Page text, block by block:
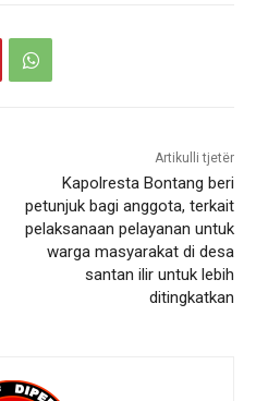
Artikulli tjetër
Kapolresta Bontang beri
petunjuk bagi anggota, terkait
pelaksanaan pelayanan untuk
warga masyarakat di desa
santan ilir untuk lebih
ditingkatkan